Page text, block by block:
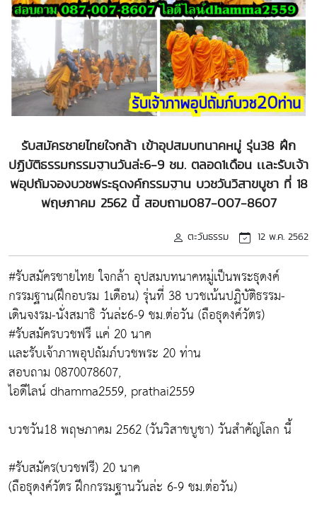
รับสมัครชายไทยใจกล้า เข้าอุปสมบทนาคหมู่ รุ่น38 ฝึก
ปฏิบัติธรรมกรรมฐานวันล่ะ6-9 ชม. ตลอด1เดือน เเละรับเจ้า
พอุปถัมจองบวชพระธุดงค์กรรมฐาน บวชวันวิสาขบูชา ที่ 18
พฤษภาคม 2562 นี้ สอบถาม087-007-8607
ตะวันธรรม 12 พ.ค. 2562
#รับสมัครชายไทย ใจกล้า อุปสมบทนาคหมู่เป็นพระธุดงค์
กรรมฐาน(ฝึกอบรม 1เดือน) รุ่นที่ 38 บวชเน้นปฏิบัติธรรม-
เดินจงรม-นั่งสมาธิ วันล่ะ6-9 ชม.ต่อวัน (ถือธุดงค์วัตร)
#รับสมัครบวชฟรี เเค่ 20 นาค
เเละรับเจ้าภาพอุปถัมภ์บวชพระ 20 ท่าน
สอบถาม 0870078607,
ไอดีไลน์ dhamma2559, prathai2559
บวชวัน18 พฤษภาคม 2562 (วันวิสาขบูชา) วันสำคัญโลก นี้
#รับสมัคร(บวชฟรี) 20 นาค
(ถือธุดงค์วัตร ฝึกกรรมฐานวันล่ะ 6-9 ชม.ต่อวัน)